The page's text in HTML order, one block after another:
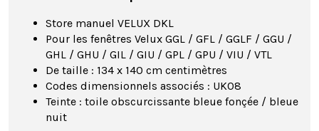
Store manuel VELUX DKL
Pour les fenêtres Velux GGL / GFL / GGLF / GGU /
GHL / GHU / GIL / GIU / GPL / GPU / VIU / VTL
De taille : 134 x 140 cm centimètres
Codes dimensionnels associés : UK08
Teinte : toile obscurcissante bleue fonçée / bleue
nuit